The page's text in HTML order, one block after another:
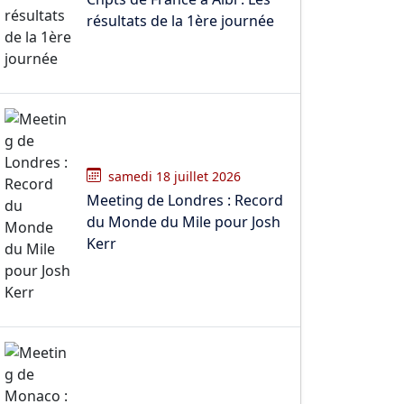
résultats de la 1ère journée
samedi 18 juillet 2026
Meeting de Londres : Record
du Monde du Mile pour Josh
Kerr